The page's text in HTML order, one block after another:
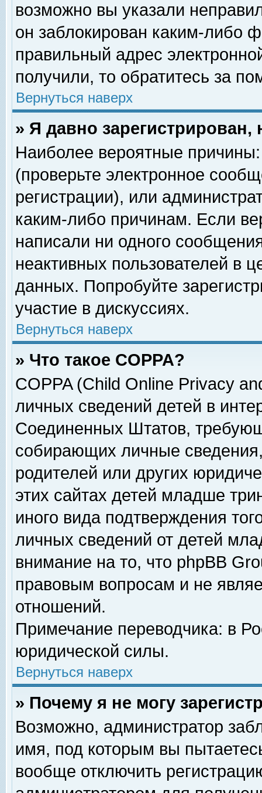
возможно вы указали
он заблокирован каким-либо
правильный адрес
получили, то обратитесь за
Вернуться наверх
» Я давно
Наиболее вероятные
(проверьте электронное
регистрации), или
каким-либо причинам. Если
написали ни одного
неактивных пользователей в
данных. Попробуйте
участие в дискуссиях.
Вернуться наверх
» Что такое COPPA?
COPPA (Child Online Privacy
личных сведений детей в
Соединенных Штатов,
собирающих личные
родителей или других
этих сайтах детей младше
иного вида подтверждения
личных сведений от детей
внимание на то, что phpBB
правовым вопросам и не
отношений.
Примечание переводчика: в
юридической силы.
Вернуться наверх
» Почему я не могу
Возможно, администратор
имя, под которым вы
вообще отключить